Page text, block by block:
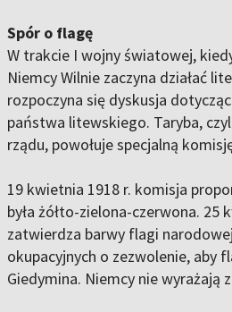
Spór o flagę
W trakcie I wojny światowej,
Niemcy Wilnie zaczyna działać
rozpoczyna się dyskusja
państwa litewskiego. Taryba,
rządu, powołuje specjalną
19 kwietnia 1918 r. komisja
była żółto-zielona-czerwona. 25
zatwierdza barwy flagi
okupacyjnych o zezwolenie, aby
Giedymina. Niemcy nie wyrażają